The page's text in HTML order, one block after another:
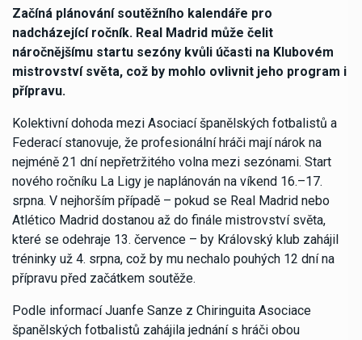
Začíná plánování soutěžního kalendáře pro
nadcházející ročník. Real Madrid může čelit
náročnějšímu startu sezóny kvůli účasti na Klubovém
mistrovství světa, což by mohlo ovlivnit jeho program i
přípravu.
Kolektivní dohoda mezi Asociací španělských fotbalistů a
Federací stanovuje, že profesionální hráči mají nárok na
nejméně 21 dní nepřetržitého volna mezi sezónami. Start
nového ročníku La Ligy je naplánován na víkend 16.–17.
srpna. V nejhorším případě – pokud se Real Madrid nebo
Atlético Madrid dostanou až do finále mistrovství světa,
které se odehraje 13. července – by Královský klub zahájil
tréninky už 4. srpna, což by mu nechalo pouhých 12 dní na
přípravu před začátkem soutěže.
Podle informací Juanfe Sanze z Chiringuita Asociace
španělských fotbalistů zahájila jednání s hráči obou